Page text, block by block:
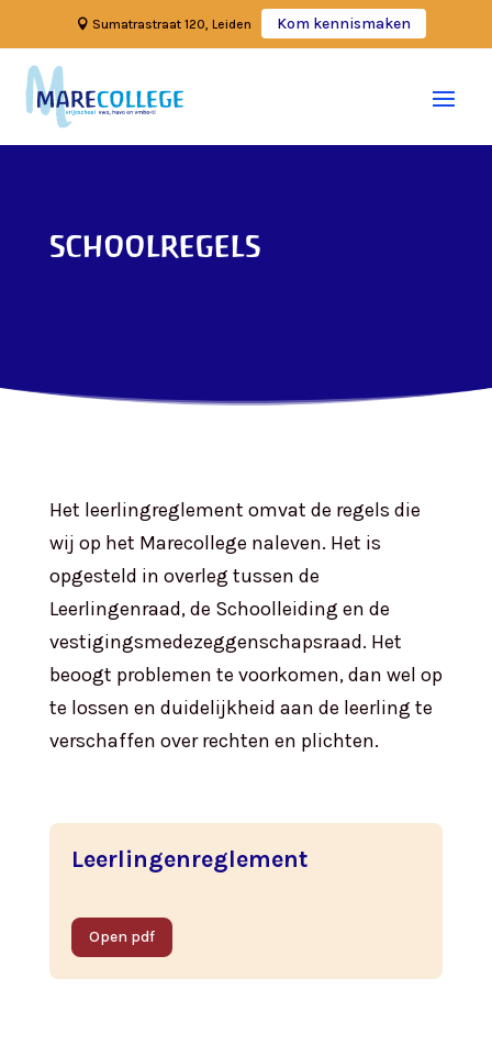
Sumatrastraat 120, Leiden Kom kennismaken
schoolregels
Het leerlingreglement omvat de regels die
wij op het Marecollege naleven. Het is
opgesteld in overleg tussen de
Leerlingenraad, de Schoolleiding en de
vestigingsmedezeggenschapsraad. Het
beoogt problemen te voorkomen, dan wel op
te lossen en duidelijkheid aan de leerling te
verschaffen over rechten en plichten.
Leerlingenreglement
Open pdf